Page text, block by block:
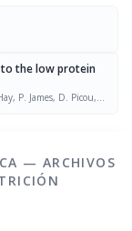
the low protein
P. James, D. Picou, J.
— ARCHIVOS